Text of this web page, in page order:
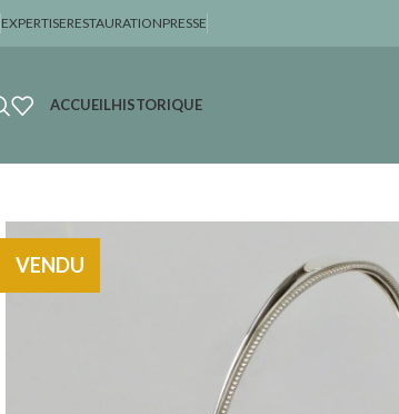
EXPERTISERESTAURATIONPRESSE
ACCUEILHISTORIQUE
VENDU